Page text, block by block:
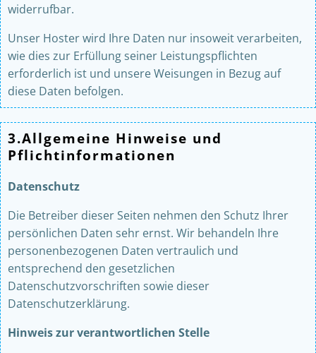
widerrufbar.
Unser Hoster wird Ihre Daten nur insoweit verarbeiten,
wie dies zur Erfüllung seiner Leistungspflichten
erforderlich ist und unsere Weisungen in Bezug auf
diese Daten befolgen.
3.Allgemeine Hinweise und
Pflichtinformationen
Datenschutz
Die Betreiber dieser Seiten nehmen den Schutz Ihrer
persönlichen Daten sehr ernst. Wir behandeln Ihre
personenbezogenen Daten vertraulich und
entsprechend den gesetzlichen
Datenschutzvorschriften sowie dieser
Datenschutzerklärung.
Hinweis zur verantwortlichen Stelle